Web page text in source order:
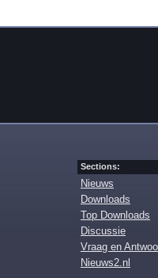
Sections:
Nieuws
Downloads
Top Downloads
Discussie
Vraag en
Nieuws2.nl